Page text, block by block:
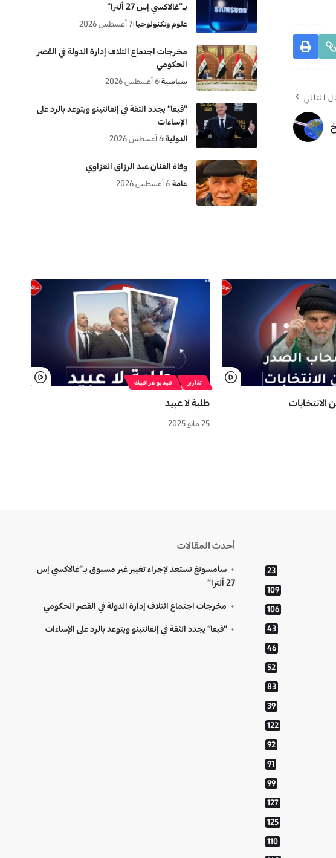
التالي
بـ”غالاكسي إس 27 ألترا”
علوم وتكنولوجيا 7 أغسطس 2026
مخرجات اجتماع ائتلاف إدارة الدولة في القصر
الحكومي
سياسية 6 أغسطس 2026
“فيفا” يجدد الثقة في إنفانتينو ويتوعد بالرد على
الإساءات
الدولية 6 أغسطس 2026
وفاة الفنان عبد الرزاق العزاوي
عامة 6 أغسطس 2026
تقارير فيديو غرافيك
طلبة لا عبيد
25 مايو 2025
23
109
106
43
46
52
83
39
122
92
91
99
127
125
110
أحدث المقالات
سامسونغ تستعد لإجراء تغيير غير مسبوق بـ”غالاكسي إس
27 ألترا”
مخرجات اجتماع ائتلاف إدارة الدولة في القصر الحكومي
“فيفا” يجدد الثقة في إنفانتينو ويتوعد بالرد على الإساءات